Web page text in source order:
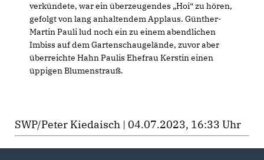
verkündete, war ein überzeugendes „Hoi“ zu hören,
gefolgt von lang anhaltendem Applaus. Günther-
Martin Pauli lud noch ein zu einem abendlichen
Imbiss auf dem Gartenschaugelände, zuvor aber
überreichte Hahn Paulis Ehefrau Kerstin einen
üppigen Blumenstrauß.
SWP/Peter Kiedaisch | 04.07.2023, 16:33 Uhr